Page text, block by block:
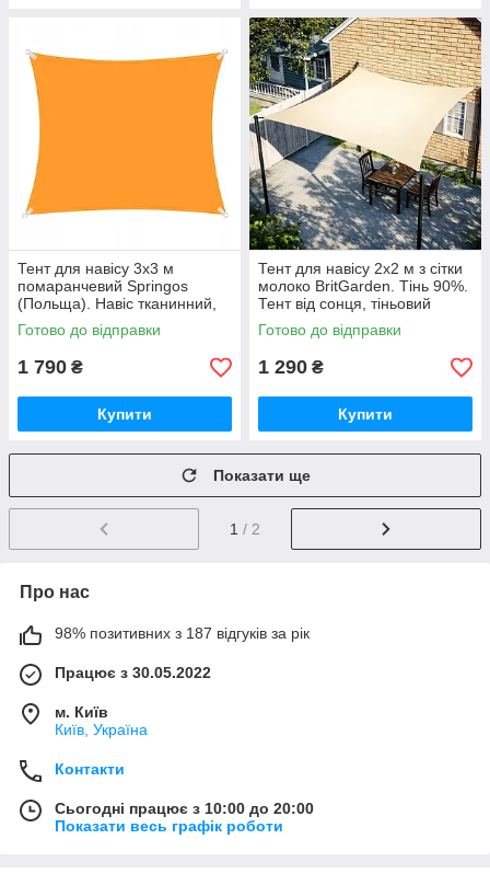
Тент для навісу 3х3 м
помаранчевий Springos
(Польща). Навіс тканинний,
тент від дощу та сонця
GoodPlace -worry-free-
Готово до відправки
1 790 ₴
Купити
Тент для навісу 2х2 м з сітки
молоко BritGarden. Тінь 90%.
Тент від сонця, тіньовий
навіс, тент сонцезахисний
GoodPlace
Готово до відправки
1 290 ₴
Купити
Показати ще
1 / 2
Про нас
98% позитивних з 187 відгуків за рік
Працює з 30.05.2022
м. Київ
Київ, Україна
Контакти
Сьогодні працює з 10:00 до 20:00
Показати весь графік роботи